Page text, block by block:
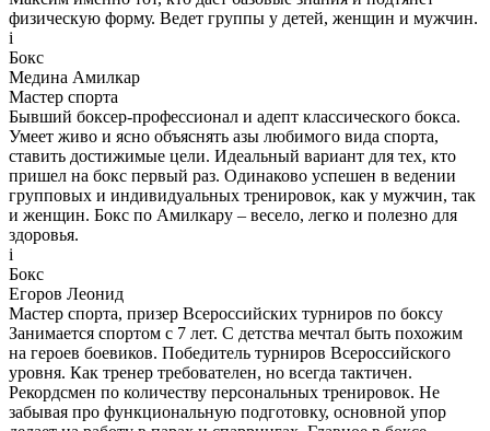
физическую форму. Ведет группы у детей, женщин и мужчин.
i
Бокс
Медина Амилкар
Мастер спорта
Бывший боксер-профессионал и адепт классического бокса.
Умеет живо и ясно объяснять азы любимого вида спорта,
ставить достижимые цели. Идеальный вариант для тех, кто
пришел на бокс первый раз. Одинаково успешен в ведении
групповых и индивидуальных тренировок, как у мужчин, так
и женщин. Бокс по Амилкару – весело, легко и полезно для
здоровья.
i
Бокс
Егоров Леонид
Мастер спорта, призер Всероссийских турниров по боксу
Занимается спортом с 7 лет. С детства мечтал быть похожим
на героев боевиков. Победитель турниров Всероссийского
уровня. Как тренер требователен, но всегда тактичен.
Рекордсмен по количеству персональных тренировок. Не
забывая про функциональную подготовку, основной упор